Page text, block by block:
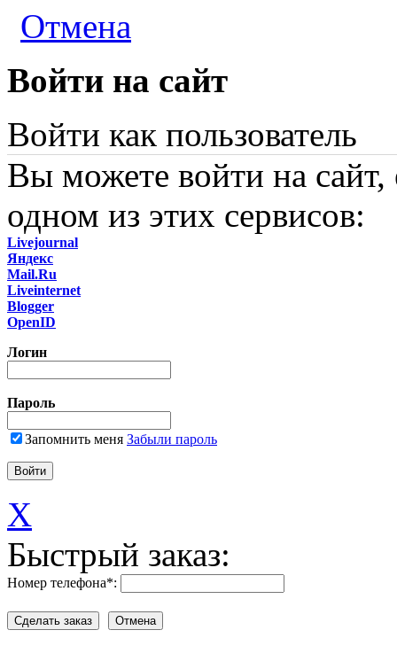
Отмена
Войти на сайт
Войти как пользователь
Вы можете войти на сайт,
одном из этих сервисов:
Livejournal
Яндекс
Mail.Ru
Liveinternet
Blogger
OpenID
Логин
Пароль
Запомнить меня Забыли пароль
X
Быстрый заказ:
Номер телефона*: